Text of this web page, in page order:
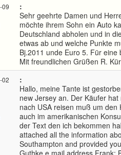
09
:
Sehr geehrte Damen und
möchte ihrem Sohn ein Auto
Deutschland abholen und in
etwas ab und welche Punkte
Bj.2011 unde Euro 5. Für
Mit freundlichen Grüßen R.
02
:
Hallo, meine Tante ist
new Jersey an. Der Käufer
nach USA reisen muß um
auch im amerikanischen
der Text den ich bekommen
attached all the information
Southampton and provided
Guthke e mail address Frank: